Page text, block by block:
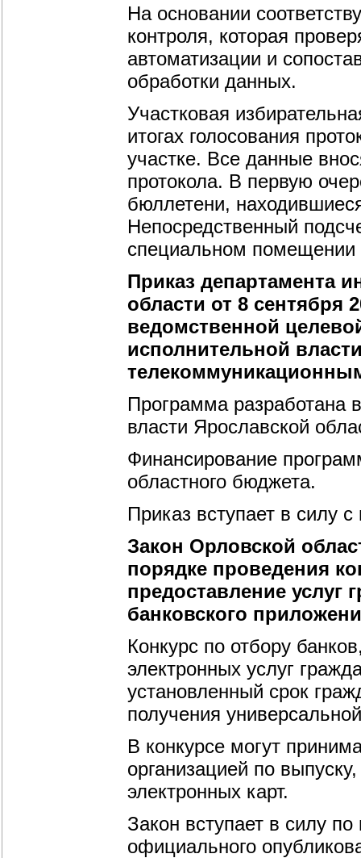
На основании
контроля, которая
автоматизации и
обработки данных.
Участковая
итогах голосования
участке. Все данные
протокола. В первую
бюллетени,
Непосредственный
специальном помещении
Приказ департамента
области от 8 сентября
ведомственной
исполнительной
Программа разработана
власти Ярославской
Финансирование
областного бюджета.
Приказ вступает в силу
Закон Орловской
порядке проведения
предоставление услуг
банковского
Конкурс по отбору
электронных услуг
установленный срок
получения
В конкурсе могут
организацией по
электронных карт.
Закон вступает в силу
официального